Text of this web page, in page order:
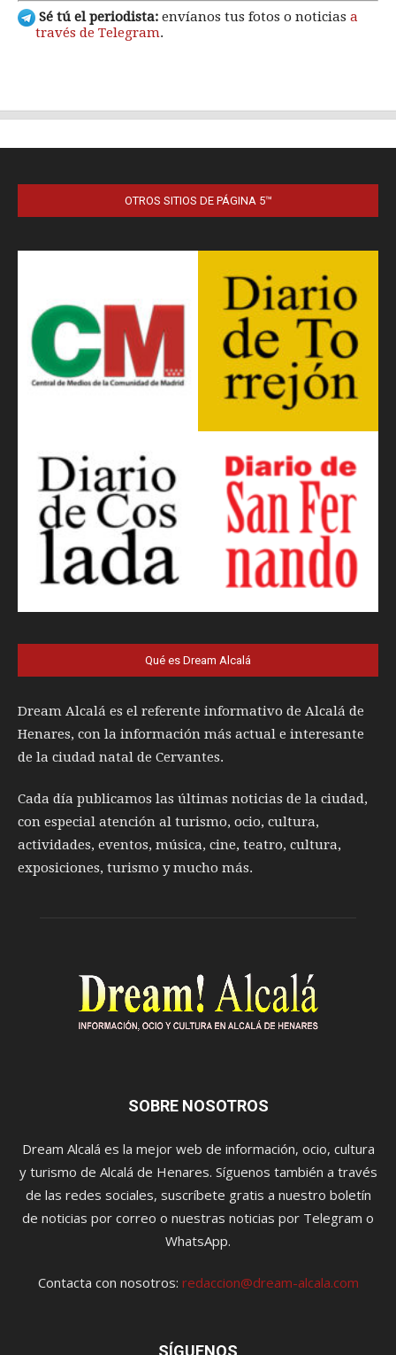
OTROS SITIOS DE PÁGINA 5™
Qué es Dream Alcalá
Dream Alcalá es el referente informativo de Alcalá de
Henares, con la información más actual e interesante
de la ciudad natal de Cervantes.
Cada día publicamos las últimas noticias de la ciudad,
con especial atención al turismo, ocio, cultura,
actividades, eventos, música, cine, teatro, cultura,
exposiciones, turismo y mucho más.
SOBRE NOSOTROS
Dream Alcalá es la mejor web de información, ocio, cultura
y turismo de Alcalá de Henares. Síguenos también a través
de las redes sociales, suscríbete gratis a nuestro boletín
de noticias por correo o nuestras noticias por Telegram o
WhatsApp.
Contacta con nosotros: redaccion@dream-alcala.com